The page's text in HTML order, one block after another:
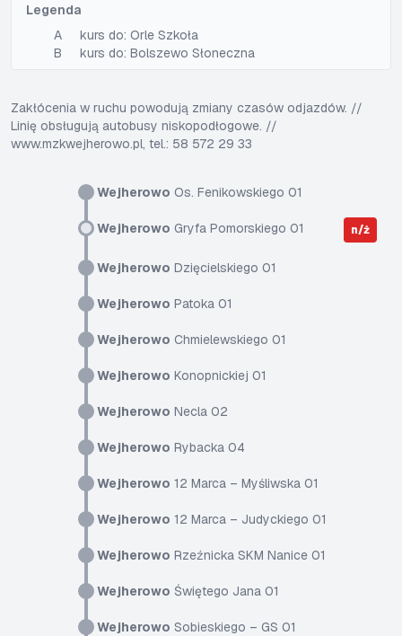
Wejherowo Os. Fenikowskiego 01
Wejherowo Gryfa Pomorskiego 01 n/ż
Wejherowo Dzięcielskiego 01
Wejherowo Patoka 01
Wejherowo Chmielewskiego 01
Wejherowo Konopnickiej 01
Wejherowo Necla 02
Wejherowo Rybacka 04
Wejherowo 12 Marca – Myśliwska 01
Wejherowo 12 Marca – Judyckiego 01
Wejherowo Rzeźnicka SKM Nanice 01
Wejherowo Świętego Jana 01
Wejherowo Sobieskiego – GS 01
Legenda
A
kurs do: Orle Szkoła
B
kurs do: Bolszewo Słoneczna
Zakłócenia w ruchu powodują zmiany czasów odjazdów. //
Linię obsługują autobusy niskopodłogowe. //
www.mzkwejherowo.pl, tel.: 58 572 29 33